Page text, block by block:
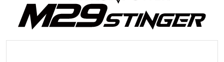
MIDについて